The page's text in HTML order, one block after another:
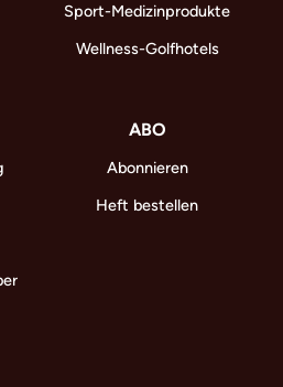
Sport-Medizinprodukte
Wellness-Golfhotels
ABO
Abonnieren
Heft bestellen